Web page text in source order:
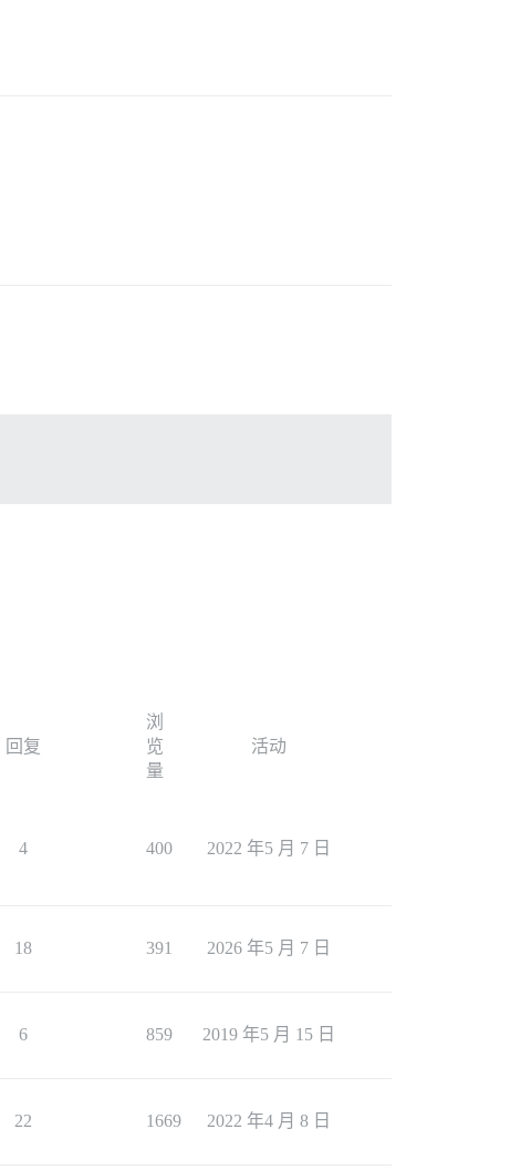
回复
浏
览
量
活动
4 400 2022 年5 月 7 日
18 391 2026 年5 月 7 日
6 859 2019 年5 月 15 日
22 1669 2022 年4 月 8 日